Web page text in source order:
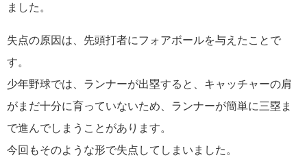
ました。
失点の原因は、先頭打者にフォアボールを与えたことで
す。
少年野球では、ランナーが出塁すると、キャッチャーの肩
がまだ十分に育っていないため、ランナーが簡単に三塁ま
で進んでしまうことがあります。
今回もそのような形で失点してしまいました。